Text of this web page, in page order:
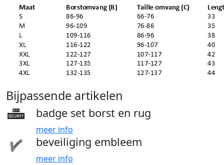
Bijpassende artikelen
badge set borst en rug
meer info
beveiliging embleem
meer info